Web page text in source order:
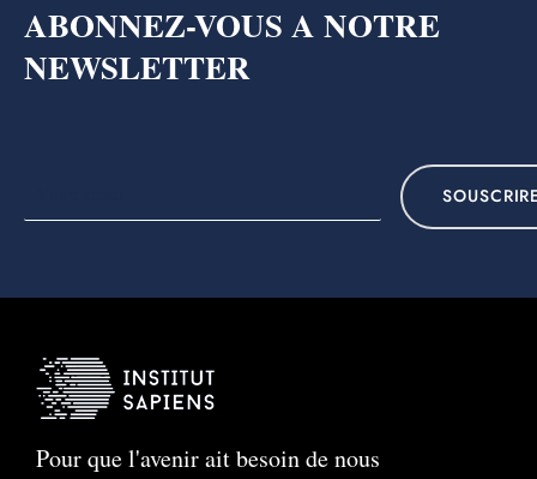
ABONNEZ-VOUS A NOTRE
NEWSLETTER
Pour que l'avenir ait besoin de nous